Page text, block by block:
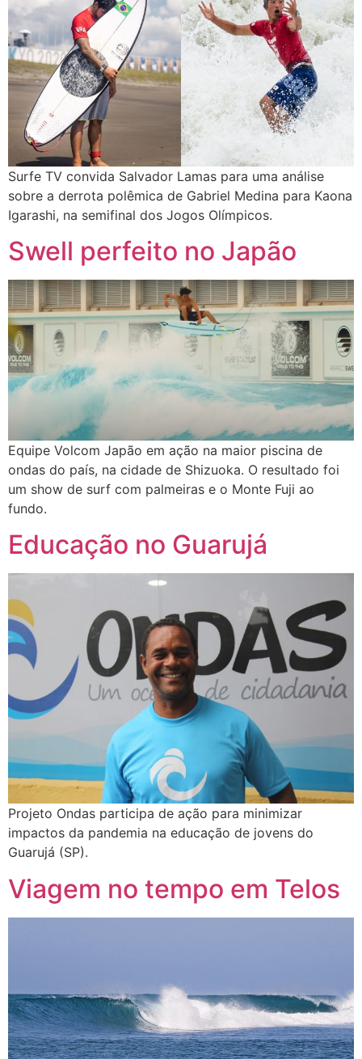
Surfe TV convida Salvador Lamas para uma análise
sobre a derrota polêmica de Gabriel Medina para Kaona
Igarashi, na semifinal dos Jogos Olímpicos.
Swell perfeito no Japão
Equipe Volcom Japão em ação na maior piscina de
ondas do país, na cidade de Shizuoka. O resultado foi
um show de surf com palmeiras e o Monte Fuji ao
fundo.
Educação no Guarujá
Projeto Ondas participa de ação para minimizar
impactos da pandemia na educação de jovens do
Guarujá (SP).
Viagem no tempo em Telos